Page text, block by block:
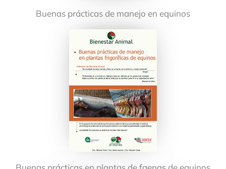
Buenas prácticas de manejo en equinos